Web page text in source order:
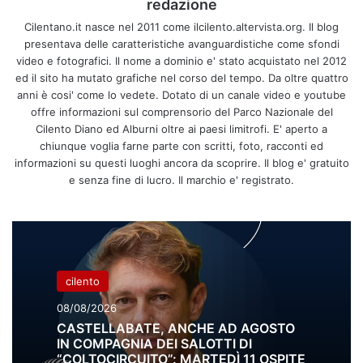
redazione
Cilentano.it nasce nel 2011 come ilcilento.altervista.org. Il blog
presentava delle caratteristiche avanguardistiche come sfondi
video e fotografici. Il nome a dominio e' stato acquistato nel 2012
ed il sito ha mutato grafiche nel corso del tempo. Da oltre quattro
anni è cosi' come lo vedete. Dotato di un canale video e youtube
offre informazioni sul comprensorio del Parco Nazionale del
Cilento Diano ed Alburni oltre ai paesi limitrofi. E' aperto a
chiunque voglia farne parte con scritti, foto, racconti ed
informazioni su questi luoghi ancora da scoprire. Il blog e' gratuito
e senza fine di lucro. Il marchio e' registrato.
cilento
08/08/2026
CASTELLABATE, ANCHE AD AGOSTO
IN COMPAGNIA DEI SALOTTI DI
“COLTOCIRCUITO”: MARTEDÌ 11 OSPITE